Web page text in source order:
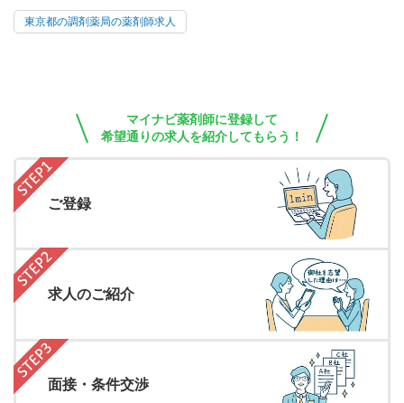
東京都の調剤薬局の薬剤師求人
マイナビ薬剤師に登録して
希望通りの求人を紹介してもらう！
ご登録
求人のご紹介
面接・条件交渉